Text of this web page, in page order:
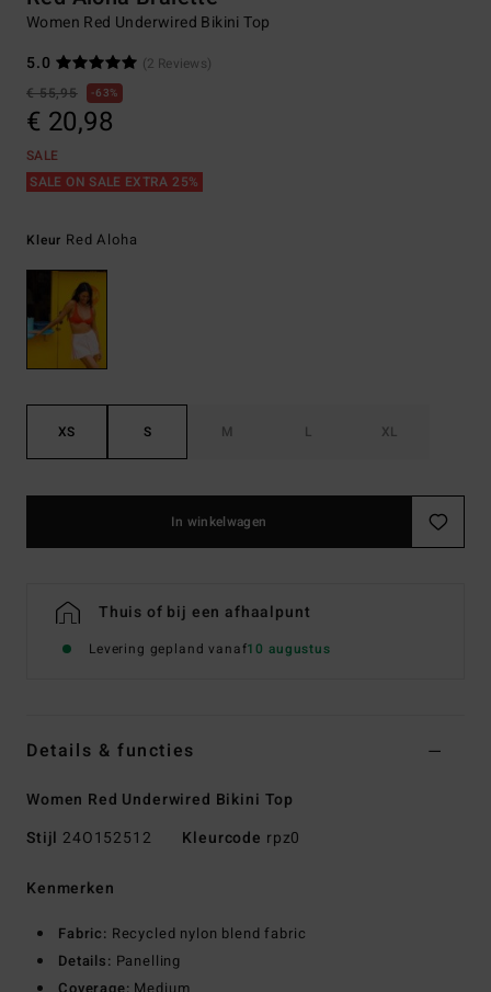
Women Red Underwired Bikini Top
5.0
(2 Reviews)
€ 55,95
63%
€ 20,98
SALE
SALE ON SALE EXTRA 25%
Kleur Red Aloha
XS S M L XL
In winkelwagen
Thuis of bij een afhaalpunt
Levering gepland vanaf10 augustus
Details & functies
Women Red Underwired Bikini Top
Stijl 24O152512 Kleurcode rpz0
Kenmerken
Fabric: Recycled nylon blend fabric
Details: Panelling